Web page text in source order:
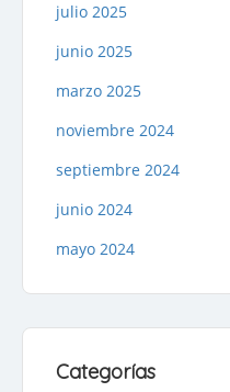
julio 2025
junio 2025
marzo 2025
noviembre 2024
septiembre 2024
junio 2024
mayo 2024
Categorías